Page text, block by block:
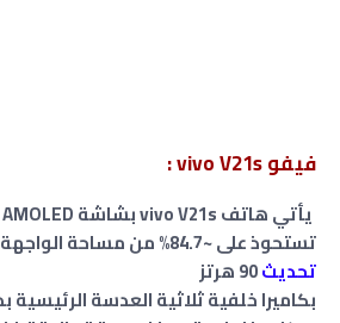
فيفو vivo V21s :
يأتي هاتف vivo V21s
تستحوذ على ~84.7% من مساحة الواجهة الأمامية،
تحديث